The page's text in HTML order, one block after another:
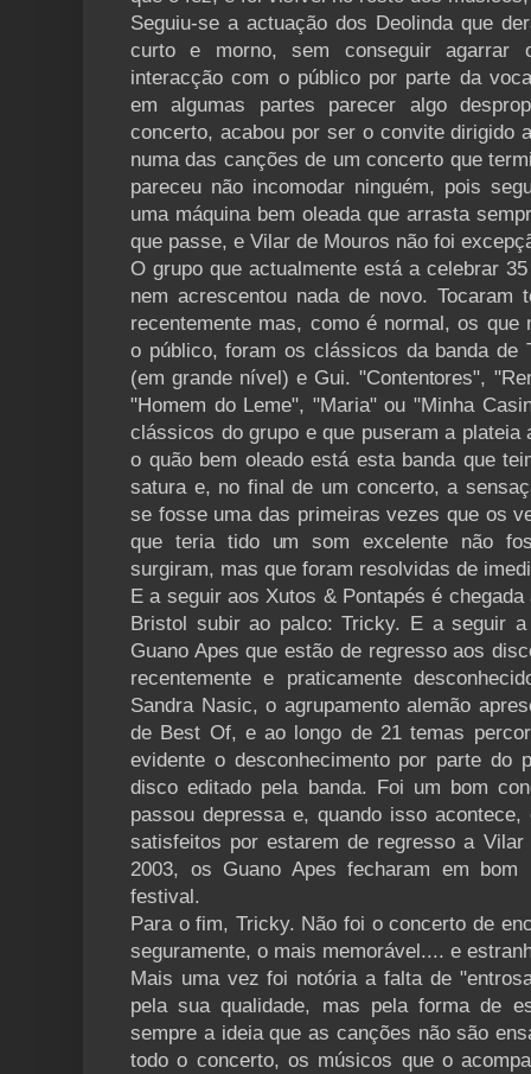
Seguiu-se a actuação dos Deolinda que
curto e morno, sem conseguir agarrar
interacção com o público por parte da
em algumas partes parecer algo
concerto, acabou por ser o convite dirigido
numa das canções de um concerto que
pareceu não incomodar ninguém, pois
uma máquina bem oleada que arrasta
que passe, e Vilar de Mouros não foi
O grupo que actualmente está a celebrar
nem acrescentou nada de novo. Tocaram
recentemente mas, como é normal, os que
o público, foram os clássicos da banda de
(em grande nível) e Gui. "Contentores",
"Homem do Leme", "Maria" ou "Minha
clássicos do grupo e que puseram a plateia
o quão bem oleado está esta banda que
satura e, no final de um concerto, a
se fosse uma das primeiras vezes que os
que teria tido um som excelente não
surgiram, mas que foram resolvidas de
E a seguir aos Xutos & Pontapés é
Bristol subir ao palco: Tricky. E a seguir
Guano Apes que estão de regresso aos
recentemente e praticamente
Sandra Nasic, o agrupamento alemão
de Best Of, e ao longo de 21 temas
evidente o desconhecimento por parte do
disco editado pela banda. Foi um bom
passou depressa e, quando isso
satisfeitos por estarem de regresso a
2003, os Guano Apes fecharam em
festival.
Para o fim, Tricky. Não foi o concerto de
seguramente, o mais memorável.... e
Mais uma vez foi notória a falta de
pela sua qualidade, mas pela forma de
sempre a ideia que as canções não são
todo o concerto, os músicos que o